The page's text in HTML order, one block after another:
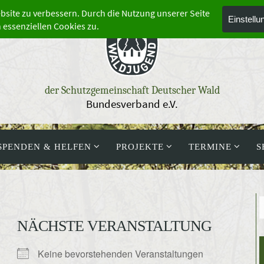
der Schutzgemeinschaft Deutscher Wald
Bundesverband e.V.
& HELFEN PROJEKTE TERMINE
NÄCHSTE VERANSTALTUNG
Keine bevorstehenden Veranstaltungen